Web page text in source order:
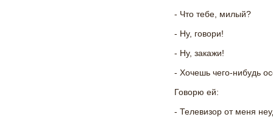
- Что тебе, милый?
- Ну, говори!
- Ну, закажи!
- Хочешь чего-нибудь
Говорю ей:
- Телевизор от меня